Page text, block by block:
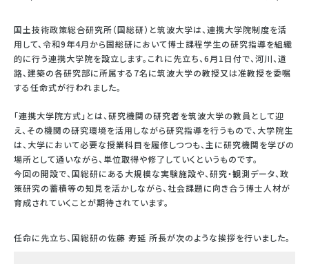
国土技術政策総合研究所（国総研）と筑波大学は、連携大学院制度を活
用して、令和9年4月から国総研において博士課程学生の研究指導を組織
的に行う連携大学院を設立します。これに先立ち、6月1日付で、河川、道
路、建築の各研究部に所属する7名に筑波大学の教授又は准教授を委嘱
する任命式が行われました。
「連携大学院方式」とは、研究機関の研究者を筑波大学の教員として迎
え、その機関の研究環境を活用しながら研究指導を行うもので、大学院生
は、大学において必要な授業科目を履修しつつも、主に研究機関を学びの
場所として通いながら、単位取得や修了していくというものです。
今回の開設で、国総研にある大規模な実験施設や、研究・観測データ、政
策研究の蓄積等の知見を活かしながら、社会課題に向き合う博士人材が
育成されていくことが期待されています。
任命に先立ち、国総研の佐藤 寿延 所長が次のような挨拶を行いました。